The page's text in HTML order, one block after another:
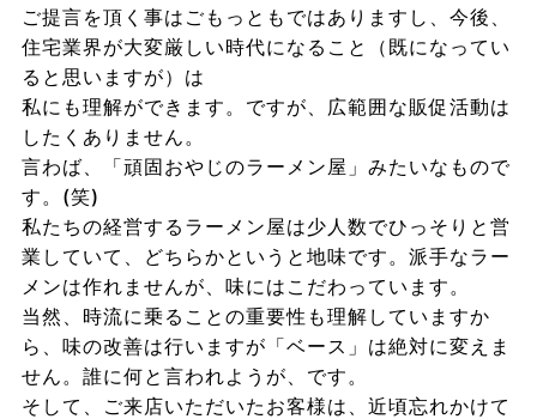
ご提言を頂く事はごもっともではありますし、今後、
住宅業界が大変厳しい時代になること（既になってい
ると思いますが）は
私にも理解ができます。ですが、広範囲な販促活動は
したくありません。
言わば、「頑固おやじのラーメン屋」みたいなもので
す。(笑)
私たちの経営するラーメン屋は少人数でひっそりと営
業していて、どちらかというと地味です。派手なラー
メンは作れませんが、味にはこだわっています。
当然、時流に乗ることの重要性も理解していますか
ら、味の改善は行いますが「ベース」は絶対に変えま
せん。誰に何と言われようが、です。
そして、ご来店いただいたお客様は、近頃忘れかけて